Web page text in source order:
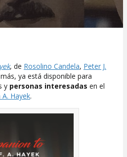
, de Rosolino Candela, Peter J.
ya está disponible para
y personas interesadas en el
A. Hayek.